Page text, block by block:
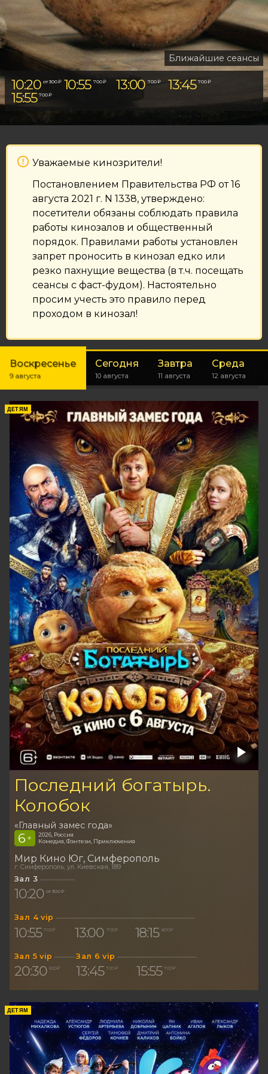
Ближайшие сеансы
10:20 от 300 ₽ 10:55 700 ₽ 13:00 700 ₽ 13:45 700 ₽
15:55 700 ₽
Уважаемые кинозрители!
Постановлением Правительства РФ от 16
августа 2021 г. N 1338, утверждено:
посетители обязаны соблюдать правила
работы кинозалов и общественный
порядок. Правилами работы установлен
запрет проносить в кинозал едко или
резко пахнущие вещества (в т.ч. посещать
сеансы с фаст-фудом). Настоятельно
просим учесть это правило перед
проходом в кинозал!
Воскресенье
9 августа
Сегодня
10 августа
Завтра
11 августа
Среда
12 августа
ДЕТЯМ
Последний богатырь.
Колобок
«Главный замес года»
6 +
2026, Россия
Комедия, Фэнтези, Приключения
Мир Кино Юг Симферополь
г. Симферополь, ул. Киевская, 189
Зал 3
10:20 от 300 ₽
Зал 4 vip
10:55 700 ₽ 13:00 700 ₽ 18:15 800 ₽
Зал 5 vip
20:30 600 ₽
Зал 6 vip
13:45 700 ₽ 15:55 700 ₽
ДЕТЯМ